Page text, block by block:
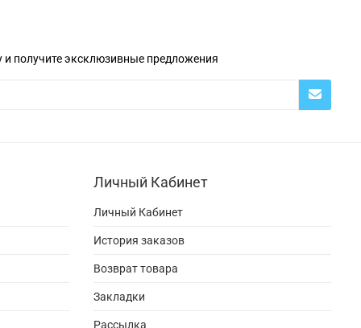
получите эксклюзивные предложения
Личный Кабинет
Личный Кабинет
История заказов
Возврат товара
Закладки
Рассылка